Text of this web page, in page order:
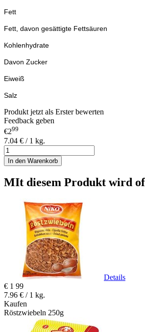
Fett
Fett, davon gesättigte
Kohlenhydrate
Davon Zucker
Eiweiß
Salz 1,2
Produkt jetzt als Erster bewerten
Feedback geben
€299
7.04 € / 1 kg.
In den Warenkorb
MIt diesem Produkt wird
Details
€ 1 99
7.96 € / 1 kg.
Kaufen
Röstzwiebeln 250g